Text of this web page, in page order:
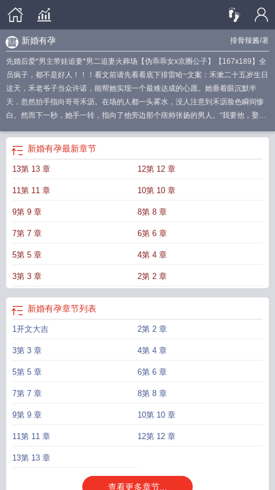
排骨辣酱/著
新婚有孕
先婚后爱*男主带娃追妻*男二追妻火葬场【伪乖乖女x京圈公子】【167x189】全
员疯子，都不是好人！！！看文前请先看看底下排雷哈~文案：禾漱二十五岁生日
这天，禾老爷子当众许诺，能帮她实现一个最难达成的心愿。她垂着眼沉默半
天，忽然抬手指向哥哥禾沥。在场的人都一头雾水，没人注意到禾沥脸色瞬间惨
白。然而下一秒，她手一转，指向了他旁边那个痞帅张扬的男人。“我要他，娶
过成家。果不其然，谈叙川当众拒绝了。“凭什么？”男人懒洋洋地说了一句。可没
过多久，禾漱还是风风光光嫁进了谈家。婚后，当初当众拒绝她的谈叙川，夜夜
和她同床。才过三个月，她怀孕的消息就传开了。—谈叙川发现禾漱好像要出轨
来。他去找她，正巧撞见她抓着禾沥的衣角落泪，脸上是一副任谁见了都心生怜
惜的神情。她在说：“禾沥，只要你愿意，我现在就跟他提离婚。”—禾漱心里一直
结婚，不过是听谈家老太太的话，只要跟她生个孩子，他之后照样能在外随心所
欲。这段婚姻，本来就是各取所需。现在目的都达到了，她想离婚抽身。可男人
的孩子，只能认我当爸。”“离婚么？做梦。”阅读提示：1.男主不是情场浪子，身
心都洁，无任何暧昧史。女主心不洁，喜欢男二，和男主订婚结婚后也还喜欢男
二，接受不了女主的心不是1v1男主的慎重看。男二和女主无血缘关系。女主不是
温柔善良单纯的类型，微疯，微阴湿，微变态，微茶。2.都疯，都不是好人。都
疯，都不是好人。都疯，都不是好人。毫无道德。
了! 美人无心
新婚夫妻怀孕容易吗
孕结婚时候有孕妇在好吗 结婚的时候有怀孕的人去了对新娘不好吗
婚有孕爹地
新婚是不是不能有孕妇在场新婚有孕禾漱最新章节列表
怀孕了 新婚怀孕了还可以同房吗 新婚有孕百度禾漱
件新婚有孕谈叙川 新娘子怀孕结婚要忌哪些 新娘有孕结婚有啥讲究
孕的人有什么忌讳
新婚有孕最新章节
13第 13 章 12第 12 章
11第 11 章 10第 10 章
9第 9 章 8第 8 章
7第 7 章 6第 6 章
5第 5 章 4第 4 章
3第 3 章 2第 2 章
新婚有孕章节列表
1开文大吉 2第 2 章
3第 3 章 4第 4 章
5第 5 章 6第 6 章
7第 7 章 8第 8 章
9第 9 章 10第 10 章
11第 11 章 12第 12 章
13第 13 章
查看更多章节...